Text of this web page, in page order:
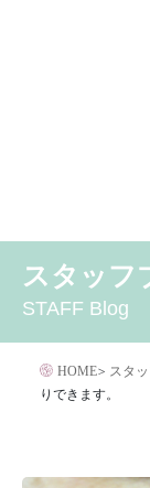
キ
その他の治療
アレルギ
タトゥー
2026年5月
2026年2月
スタッフ
STAFF Blog
HOME> スタ
りできます。